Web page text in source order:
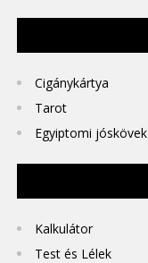
Cigánykártya
Tarot
Egyiptomi jóskövek
Kalkulátor
Test és Lélek